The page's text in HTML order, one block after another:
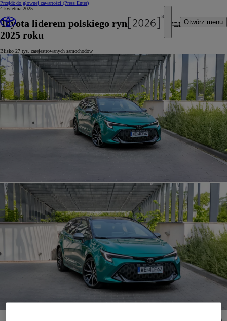
Przejdź do głównej zawartości (Press Enter)
Otwórz menu
4 kwietnia 2025
Toyota liderem polskiego rynku po I kwartale
2025 roku
Blisko 27 tys. zarejestrowanych samochodów
W I kwartale 2025 roku w Polsce zarejestrowano 26 817 osobowych i dostawczych Toyot. Japońska